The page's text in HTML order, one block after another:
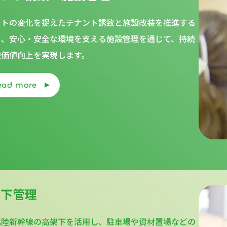
の変化を捉えたテナント誘致と施設改装を推進する
安心・安全な環境を支える施設管理を通じて、持続
値向上を実現します。
more
管理
新幹線の高架下を活用し、駐車場や資材置場などの